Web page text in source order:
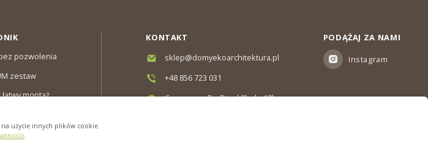
pozwolenia
zestaw
montaż
KONTAKT
sklep@domyekoarchitektura.pl
+48 856 723 031
Czas pracy: Pn-Pt od 8h do 18h
PODĄŻAJ ZA NAMI
Instagram
użycie innych plików cookie.
.